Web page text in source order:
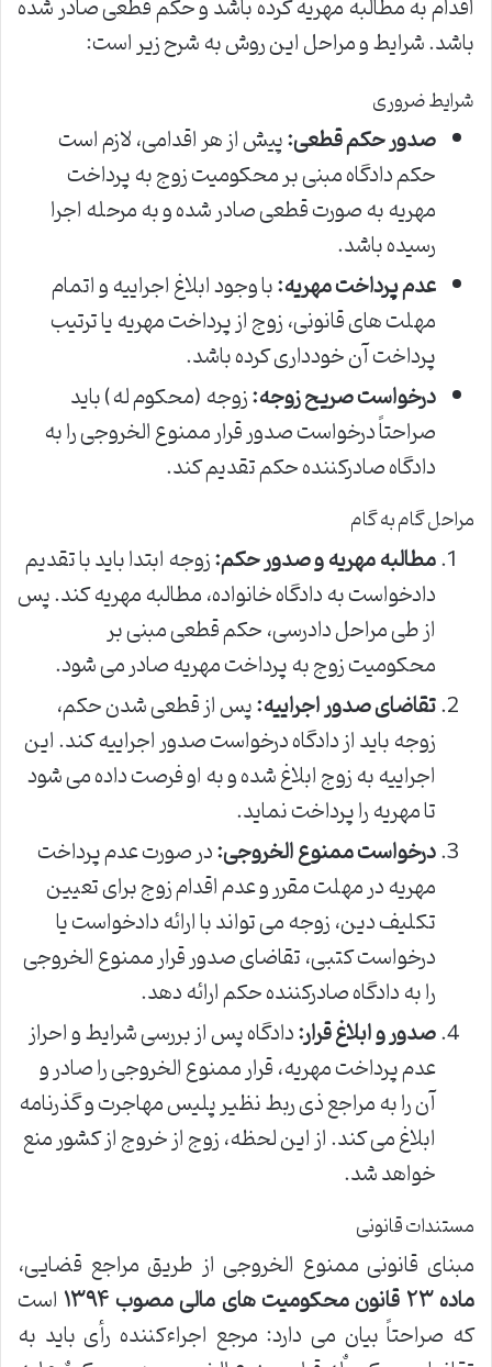
باشد. شرایط و مراحل این روش به شرح زیر است:
شرایط ضروری
صدور حکم قطعی:پیش از هر اقدامی، لازم است
حکم دادگاه مبنی بر محکومیت زوج به پرداخت
مهریه به صورت قطعی صادر شده و به مرحله اجرا
رسیده باشد.
عدم پرداخت مهریه:با وجود ابلاغ اجراییه و اتمام
مهلت های قانونی، زوج از پرداخت مهریه یا ترتیب
پرداخت آن خودداری کرده باشد.
درخواست صریح زوجه:زوجه (محکوم له) باید
صراحتاً درخواست صدور قرار ممنوع الخروجی را به
دادگاه صادرکننده حکم تقدیم کند.
مراحل گام به گام
مطالبه مهریه و صدور حکم:زوجه ابتدا باید با تقدیم
دادخواست به دادگاه خانواده، مطالبه مهریه کند. پس
از طی مراحل دادرسی، حکم قطعی مبنی بر
محکومیت زوج به پرداخت مهریه صادر می شود.
تقاضای صدور اجراییه:پس از قطعی شدن حکم،
زوجه باید از دادگاه درخواست صدور اجراییه کند. این
اجراییه به زوج ابلاغ شده و به او فرصت داده می شود
تا مهریه را پرداخت نماید.
درخواست ممنوع الخروجی:در صورت عدم پرداخت
مهریه در مهلت مقرر و عدم اقدام زوج برای تعیین
تکلیف دین، زوجه می تواند با ارائه دادخواست یا
درخواست کتبی، تقاضای صدور قرار ممنوع الخروجی
را به دادگاه صادرکننده حکم ارائه دهد.
صدور و ابلاغ قرار:دادگاه پس از بررسی شرایط و احراز
عدم پرداخت مهریه، قرار ممنوع الخروجی را صادر و
آن را به مراجع ذی ربط نظیر پلیس مهاجرت و گذرنامه
ابلاغ می کند. از این لحظه، زوج از خروج از کشور منع
خواهد شد.
مستندات قانونی
مبنای قانونی ممنوع الخروجی از طریق مراجع قضایی،
ماده ۲۳ قانون محکومیت های مالی مصوب ۱۳۹۴
است
که صراحتاً بیان می دارد: مرجع اجراءکننده رأی باید به